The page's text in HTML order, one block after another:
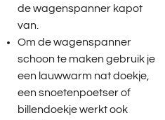
de wagenspanner kapot
van.
Om de wagenspanner
schoon te maken gebruik je
een lauwwarm nat doekje,
een snoetenpoetser of
billendoekje werkt ook